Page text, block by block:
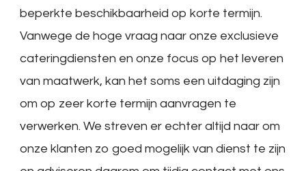
beperkte beschikbaarheid op korte termijn.
Vanwege de hoge vraag naar onze exclusieve
cateringdiensten en onze focus op het leveren
van maatwerk, kan het soms een uitdaging zijn
om op zeer korte termijn aanvragen te
verwerken. We streven er echter altijd naar om
onze klanten zo goed mogelijk van dienst te zijn